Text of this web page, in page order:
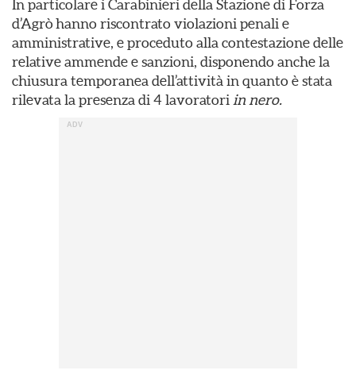
In particolare i Carabinieri della Stazione di Forza
d’Agrò hanno riscontrato violazioni penali e
amministrative, e proceduto alla contestazione delle
relative ammende e sanzioni, disponendo anche la
chiusura temporanea dell’attività in quanto è stata
rilevata la presenza di 4 lavoratori in nero.